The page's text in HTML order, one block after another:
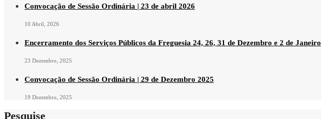
Convocação de Sessão Ordinária | 23 de abril 2026
10 Abril, 2026
Encerramento dos Serviços Públicos da Freguesia 24, 26, 31 de Dezembro e 2 de Janeiro
23 Dezembro, 2025
Convocação de Sessão Ordinária | 29 de Dezembro 2025
19 Dezembro, 2025
Pesquise